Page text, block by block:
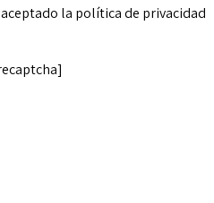
la política de privacidad